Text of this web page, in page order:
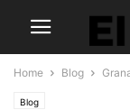
Home Blog
Blog